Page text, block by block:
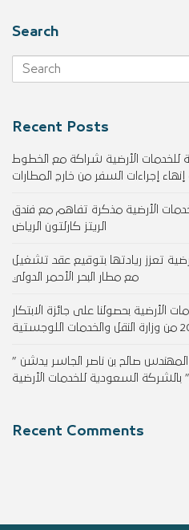
Search
Recent Posts
الأرضية شراكة مع الخطوط
إجراءات السفر من خارج المطارات
الأرضية مذكرة تفاهم مع فندق
الريتز كارلتون الرياض
تعزز ريادتها بتوقيع عقد تشغيل
مع مطار البحر الأحمر الدولي
بحصولنا على جائزة الابتكار
المهندس صالح بن ناصر الجاسر يدشن ”
السعودية للخدمات الأرضية
Recent Comments